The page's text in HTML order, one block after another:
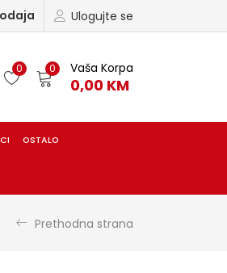
Ulogujte se
0 0 Vaša Korpa
0,00 KM
OSTALO
Prethodna strana